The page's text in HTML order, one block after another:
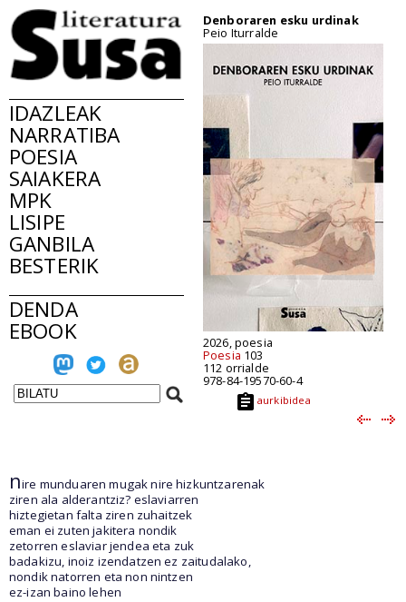
IDAZLEAK
NARRATIBA
POESIA
SAIAKERA
MPK
LISIPE
GANBILA
BESTERIK
DENDA
EBOOK
Denboraren esku urdinak
Peio Iturralde
2026, poesia
Poesia 103
112 orrialde
978-84-19570-60-4
aurkibidea
nire munduaren mugak nire hizkuntzarenak
ziren ala alderantziz? eslaviarren
hiztegietan falta ziren zuhaitzek
eman ei zuten jakitera nondik
zetorren eslaviar jendea eta zuk
badakizu, inoiz izendatzen ez zaitudalako,
nondik natorren eta non nintzen
ez-izan baino lehen